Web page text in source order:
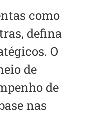
como
defina
O
de
de
nas